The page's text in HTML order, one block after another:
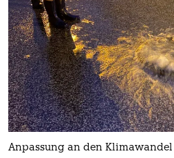
Anpassung an den Klimawandel